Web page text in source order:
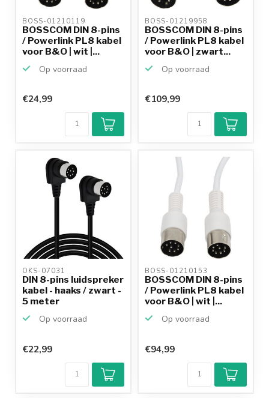
BOSS-01210119
BOSSCOM DIN 8-pins
/ Powerlink PL8 kabel
voor B&O | wit |...
Op voorraad
€24,99
BOSS-01219958
BOSSCOM DIN 8-pins
/ Powerlink PL8 kabel
voor B&O | zwart...
Op voorraad
Klantenbeoordeling
9,2/10
Achteraf
betalen mogelijk
productkennis
€109,99
OKS-07031
DIN 8-pins luidspreker
kabel - haaks / zwart -
5 meter
Op voorraad
€22,99
BOSS-01210153
BOSSCOM DIN 8-pins
/ Powerlink PL8 kabel
voor B&O | wit |...
Op voorraad
€94,99